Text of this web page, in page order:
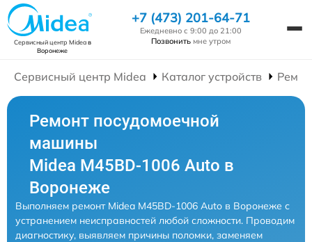
Сервисный центр Mideaв
Воронеже
+7 (473) 201-64-71
Ежедневно с 9:00 до 21:00
Позвонить мне утром
Сервисный центр Midea Каталог устройств
Ремонт посудомоечной
машины
Midea M45BD-1006 Auto в
Воронеже
Выполняем ремонт Midea M45BD-1006 Auto в Воронеже с
устранением неисправностей любой сложности. Проводим
диагностику, выявляем причины поломки, заменяем